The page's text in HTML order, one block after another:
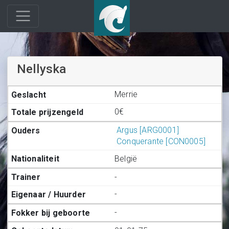
Nellyska
Merrie
0€
Argus [ARG0001]
Conquerante [CON0005]
België
-
-
-